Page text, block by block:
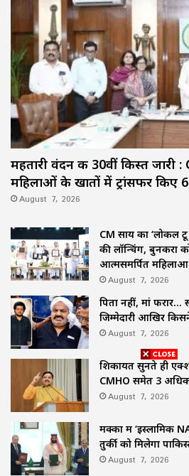
महतारी वंदन की 30वीं किस्त जारी
महिलाओं के खातों में ट्रांसफर किए
August 7, 2026
CM साय का ‘लोकल
की लॉन्चिंग, बुनकरों
आत्मसमर्पित
August 7, 2026
पिता नहीं, मां
जिम्मेदारी आखिर
August 7, 2026
शिकायतें सुनते ही
CMHO समेत 3
August 7, 2026
मक्का में ‘इस्लामिक
तुर्की को मिलेगा
August 7, 2026